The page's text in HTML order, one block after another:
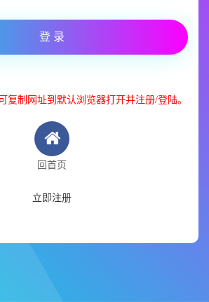
登 录
复制网址到默认浏览器打开并注册/登陆。
回首页
立即注册